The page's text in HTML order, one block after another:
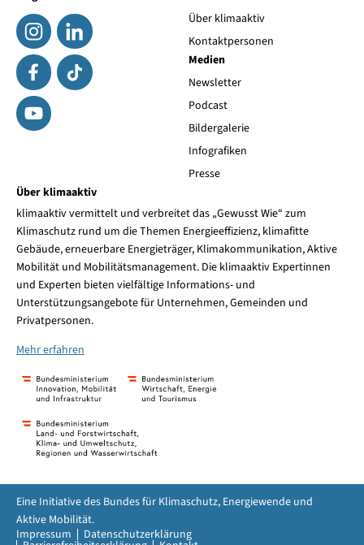
Über klimaaktiv
Kontaktpersonen
Medien
Newsletter
Podcast
Bildergalerie
Infografiken
Presse
Über klimaaktiv
klimaaktiv vermittelt und verbreitet das „Gewusst Wie“ zum
Klimaschutz rund um die Themen Energieeffizienz, klimafitte
Gebäude, erneuerbare Energieträger, Klimakommunikation, Aktive
Mobilität und Mobilitätsmanagement. Die klimaaktiv Expertinnen
und Experten bieten vielfältige Informations- und
Unterstützungsangebote für Unternehmen, Gemeinden und
Privatpersonen.
Mehr erfahren
Impressum Datenschutzerklärung
Eine Initiative des Bundes für Klimaschutz, Energiewende und
Aktive Mobilität.